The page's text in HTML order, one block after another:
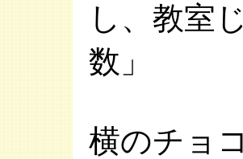
し、教室
数」
横のチョ